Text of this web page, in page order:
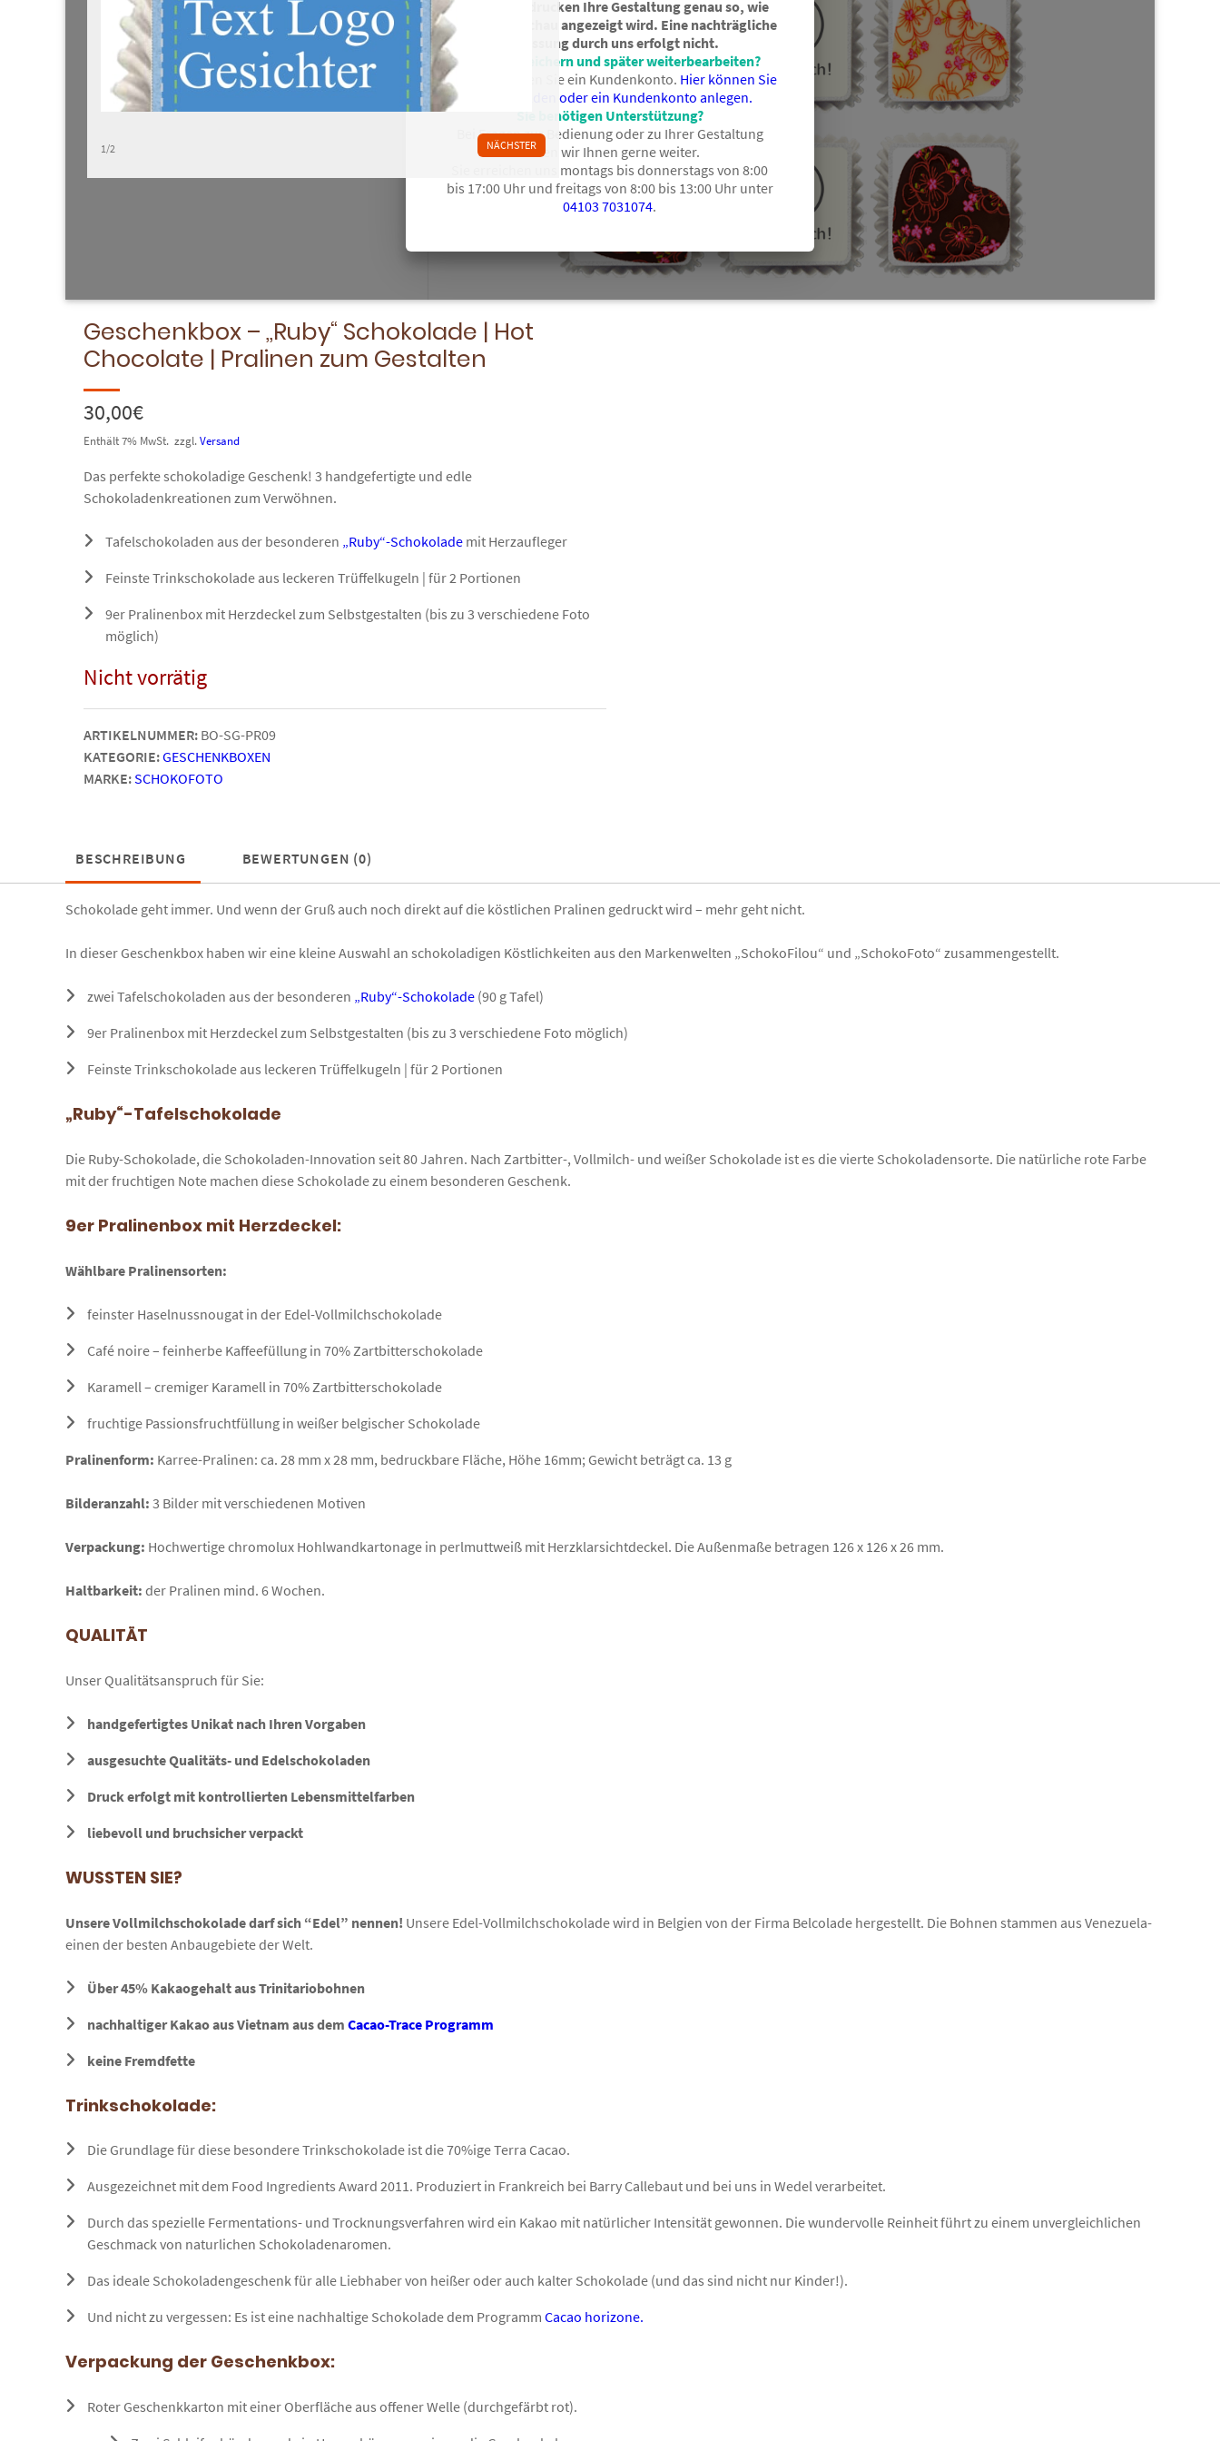
Wichtig: Wir drucken Ihre Gestaltung genau so, wie
sie in der Vorschau angezeigt wird. Eine nachträgliche
Anpassung durch uns erfolgt nicht.
Entwurf speichern und später weiterbearbeiten?
Dafür benötigen Sie ein Kundenkonto. Hier können Sie
sich anmelden oder ein Kundenkonto anlegen.
Sie benötigen Unterstützung?
Bei Fragen zur Bedienung oder zu Ihrer Gestaltung
helfen wir Ihnen gerne weiter.
Sie erreichen uns montags bis donnerstags von 8:00
bis 17:00 Uhr und freitags von 8:00 bis 13:00 Uhr unter
04103 7031074.
Geschenkbox – „Ruby“ Schokolade | Hot
Chocolate | Pralinen zum Gestalten
30,00€
Enthält 7% MwSt. zzgl.Versand
Das perfekte schokoladige Geschenk! 3 handgefertigte und edle
Schokoladenkreationen zum Verwöhnen.
Tafelschokoladen aus der besonderen „Ruby“-Schokolademit Herzaufleger
Feinste Trinkschokolade aus leckeren Trüffelkugeln | für 2 Portionen
9er Pralinenbox mit Herzdeckel zum Selbstgestalten (bis zu 3 verschiedene Foto
möglich)
Nicht vorrätig
ARTIKELNUMMER: BO-SG-PR09
KATEGORIE:GESCHENKBOXEN
MARKE:SCHOKOFOTO
BESCHREIBUNG BEWERTUNGEN (0)
Schokolade geht immer. Und wenn der Gruß auch noch direkt auf die köstlichen Pralinen gedruckt wird – mehr geht nicht.
In dieser Geschenkbox haben wir eine kleine Auswahl an schokoladigen Köstlichkeiten aus den Markenwelten „SchokoFilou“ und „SchokoFoto“ zusammengestellt.
zwei Tafelschokoladen aus der besonderen „Ruby“-Schokolade(90 g Tafel)
9er Pralinenbox mit Herzdeckel zum Selbstgestalten (bis zu 3 verschiedene Foto möglich)
Feinste Trinkschokolade aus leckeren Trüffelkugeln | für 2 Portionen
„Ruby“-Tafelschokolade
Die Ruby-Schokolade, die Schokoladen-Innovation seit 80 Jahren. Nach Zartbitter-, Vollmilch- und weißer Schokolade ist es die vierte Schokoladensorte. Die natürliche rote Farbe
mit der fruchtigen Note machen diese Schokolade zu einem besonderen Geschenk.
9er Pralinenbox mit Herzdeckel:
Wählbare Pralinensorten:
feinster Haselnussnougat in der Edel-Vollmilchschokolade
Café noire – feinherbe Kaffeefüllung in 70% Zartbitterschokolade
Karamell – cremiger Karamell in 70% Zartbitterschokolade
fruchtige Passionsfruchtfüllung in weißer belgischer Schokolade
Pralinenform: Karree-Pralinen: ca. 28 mm x 28 mm, bedruckbare Fläche, Höhe 16mm; Gewicht beträgt ca. 13 g
Bilderanzahl: 3 Bilder mit verschiedenen Motiven
Verpackung: Hochwertige chromolux Hohlwandkartonage in perlmuttweiß mit Herzklarsichtdeckel. Die Außenmaße betragen 126 x 126 x 26 mm.
Haltbarkeit: der Pralinen mind. 6 Wochen.
QUALITÄT
Unser Qualitätsanspruch für Sie:
handgefertigtes Unikat nach Ihren Vorgaben
ausgesuchte Qualitäts- und Edelschokoladen
Druck erfolgt mit kontrollierten Lebensmittelfarben
liebevoll und bruchsicher verpackt
WUSSTEN SIE?
Unsere Vollmilchschokolade darf sich “Edel” nennen! Unsere Edel-Vollmilchschokolade wird in Belgien von der Firma Belcolade hergestellt. Die Bohnen stammen aus Venezuela-
einen der besten Anbaugebiete der Welt.
Über 45% Kakaogehalt aus Trinitariobohnen
nachhaltiger Kakao aus Vietnam aus dem Cacao-Trace Programm
keine Fremdfette
Trinkschokolade:
Die Grundlage für diese besondere Trinkschokolade ist die 70%ige Terra Cacao.
Ausgezeichnet mit dem Food Ingredients Award 2011. Produziert in Frankreich bei Barry Callebaut und bei uns in Wedel verarbeitet.
Durch das spezielle Fermentations- und Trocknungsverfahren wird ein Kakao mit natürlicher Intensität gewonnen. Die wundervolle Reinheit führt zu einem unvergleichlichen
Geschmack von naturlichen Schokoladenaromen.
Das ideale Schokoladengeschenk für alle Liebhaber von heißer oder auch kalter Schokolade (und das sind nicht nur Kinder!).
Und nicht zu vergessen: Es ist eine nachhaltige Schokolade dem Programm Cacao horizone.
Verpackung der Geschenkbox:
Roter Geschenkkarton mit einer Oberfläche aus offener Welle (durchgefärbt rot).
NÄCHSTER
1/2